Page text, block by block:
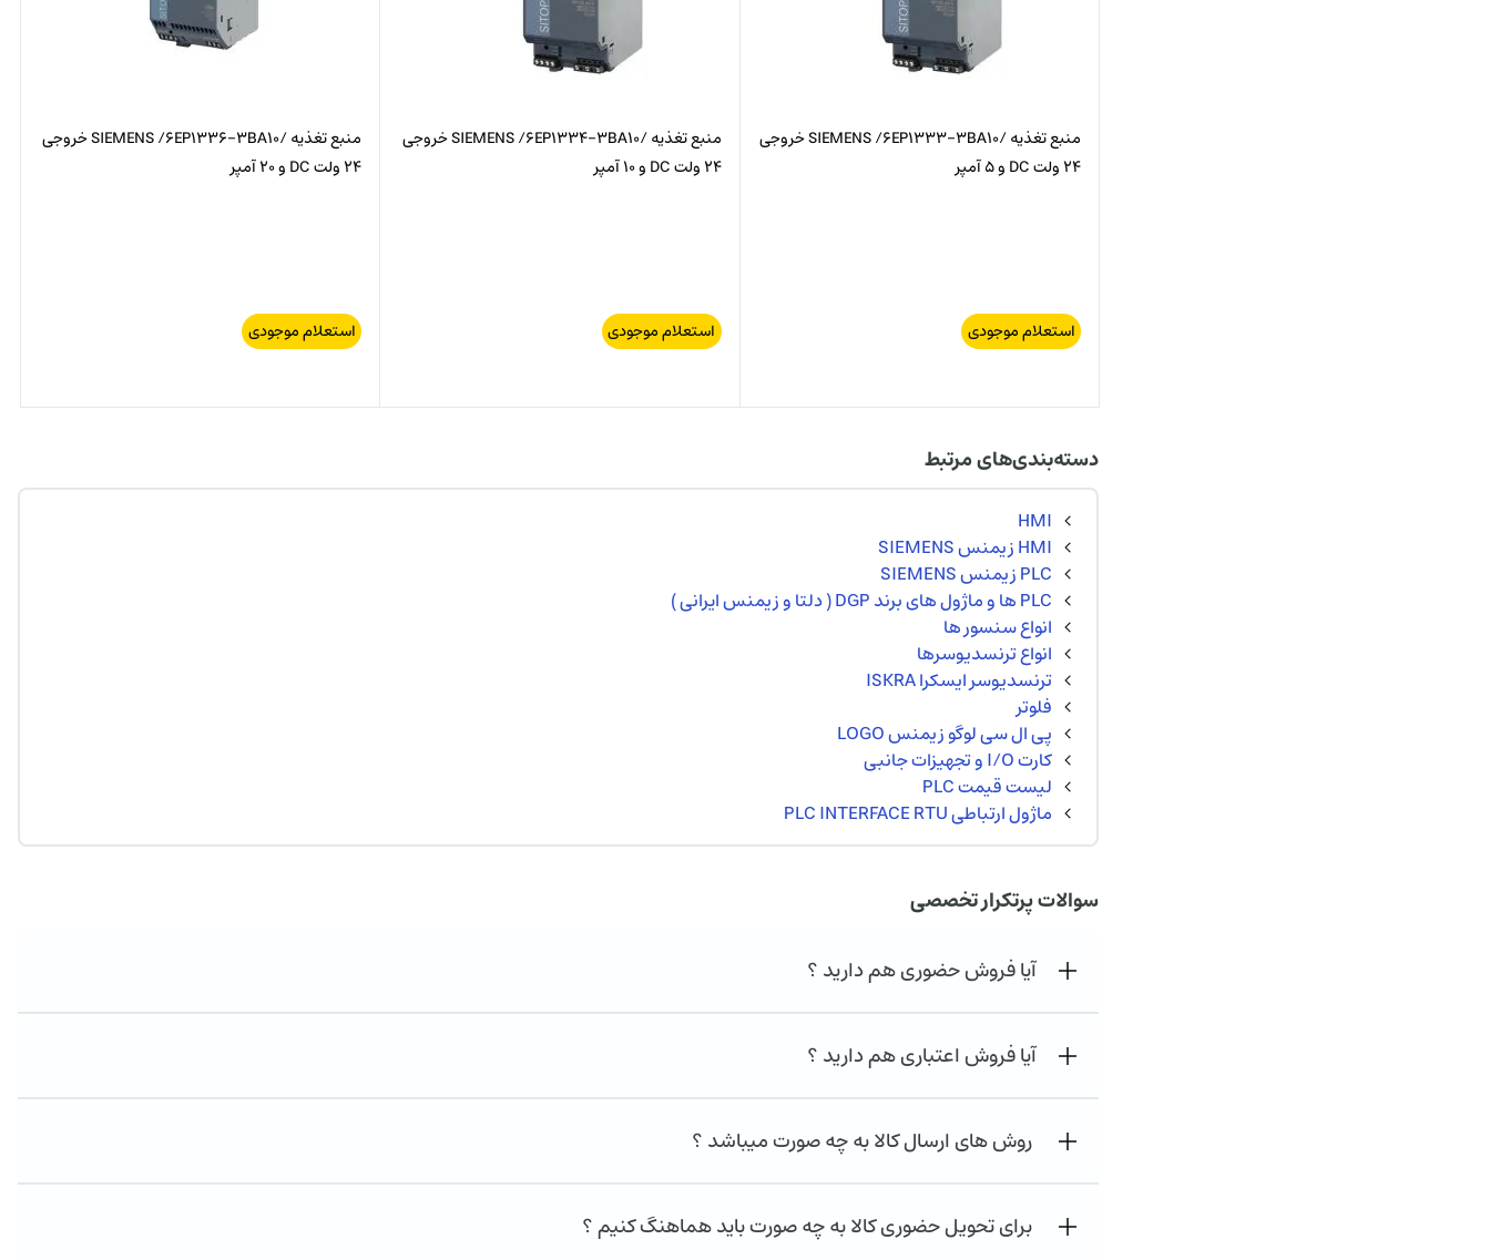
منبع تغذیه /SIEMENS /6EP1333-3BA10 خروجی
24 ولت DC و 5 آمپر
استعلام موجودی
منبع تغذیه /SIEMENS /6EP1334-3BA10 خروجی
24 ولت DC و 10 آمپر
استعلام موجودی
منبع تغذیه /SIEMENS /6EP1336-3BA10 خروجی
24 ولت DC و 20 آمپر
استعلام موجودی
دسته‌بندی‌های مرتبط
HMI
HMI زیمنس SIEMENS
PLC زیمنس SIEMENS
PLC ها و ماژول های برند DGP ( دلتا و زیمنس ایرانی )
انواع سنسور ها
انواع ترنسدیوسرها
ترنسدیوسر ایسکرا ISKRA
فلوتر
پی ال سی لوگو زیمنس LOGO
کارت I/O و تجهیزات جانبی
لیست قیمت PLC
ماژول ارتباطی PLC INTERFACE RTU
سوالات پرتکرار تخصصی
آیا فروش حضوری هم دارید ؟
آیا فروش اعتباری هم دارید ؟
روش های ارسال کالا به چه صورت میباشد ؟
برای تحویل حضوری کالا به چه صورت باید هماهنگ کنیم ؟